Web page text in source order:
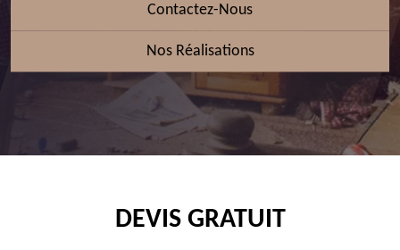
Contactez-Nous
Nos Réalisations
DEVIS GRATUIT